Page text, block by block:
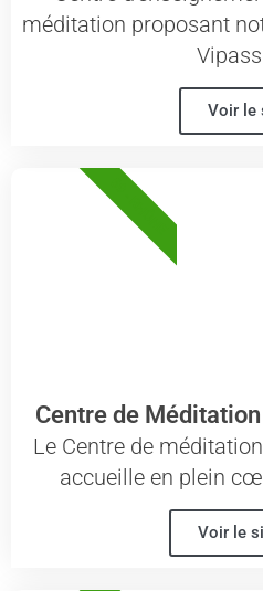
méditation proposant
Voir le
Centre de
Le Centre de
accueille en plein
Voir le
69 - RHÔNE